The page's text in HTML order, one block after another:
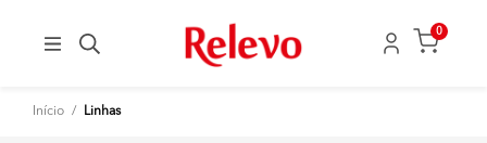
0
Início / Linhas